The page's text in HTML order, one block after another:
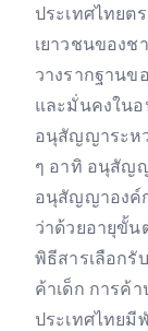
ประเทศไทยต
เยาวชนของช
วางรากฐาน
และมั่นคงในอ
อนุสัญญาระหว่
ๆ อาทิ อนุสัญ
อนุสัญญาองค์ก
ว่าด้วยอายุขั้น
พิธีสารเลือกรั
ค้าเด็ก การค้
ประเทศไทย